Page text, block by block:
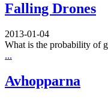
Falling Drones
2013-01-04
What is the probability of
...
Avhopparna